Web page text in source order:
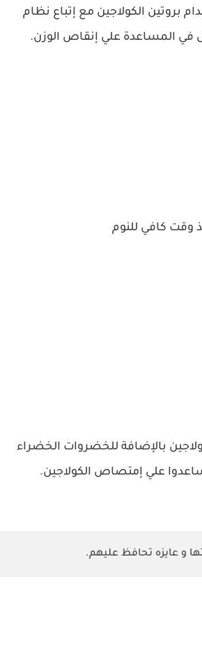
بروتين الكولاجين مع إتباع نظام
في المساعدة علي إنقاص الوزن.
وقت كافي للنوم
بالإضافة للخضروات الخضراء
علي إمتصاص الكولاجين.
و عايزه تحافظ عليهم.